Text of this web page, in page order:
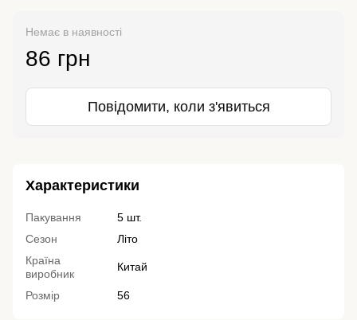
Немає в наявності
86 грн
Повідомити, коли з'явиться
Характеристики
Пакування
5 шт.
Сезон
Літо
Країна
виробник
Китай
Розмір 56